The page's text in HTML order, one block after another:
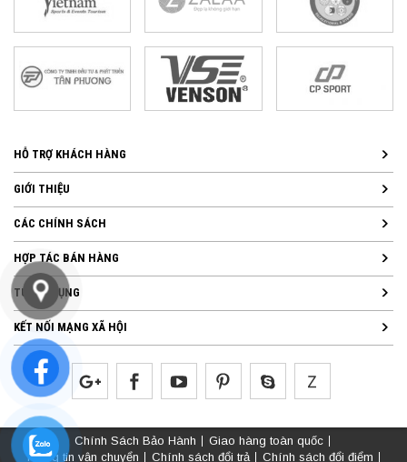
HỖ TRỢ KHÁCH HÀNG
GIỚI THIỆU
CÁC CHÍNH SÁCH
HỢP TÁC BÁN HÀNG
TUYỂN DỤNG
KẾT NỐI MẠNG XÃ HỘI
Chính Sách Bảo Hành
Giao hàng toàn quốc
Thông tin vận chuyển
Chính sách đổi trả Chính sách đổi điểm